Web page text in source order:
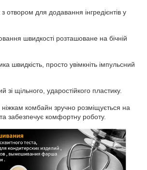
отвором для додавання інгредієнтів у
швидкості розташоване на бічній
швидкість, просто увімкніть імпульсний
зі щільного, ударостійкого пластику.
комбайн зручно розміщується на
забезпечує комфортну роботу.